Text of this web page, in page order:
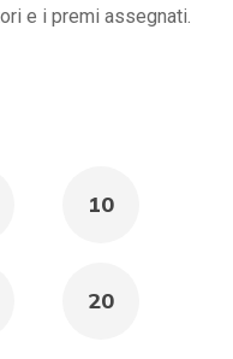
e i premi assegnati.
10
20